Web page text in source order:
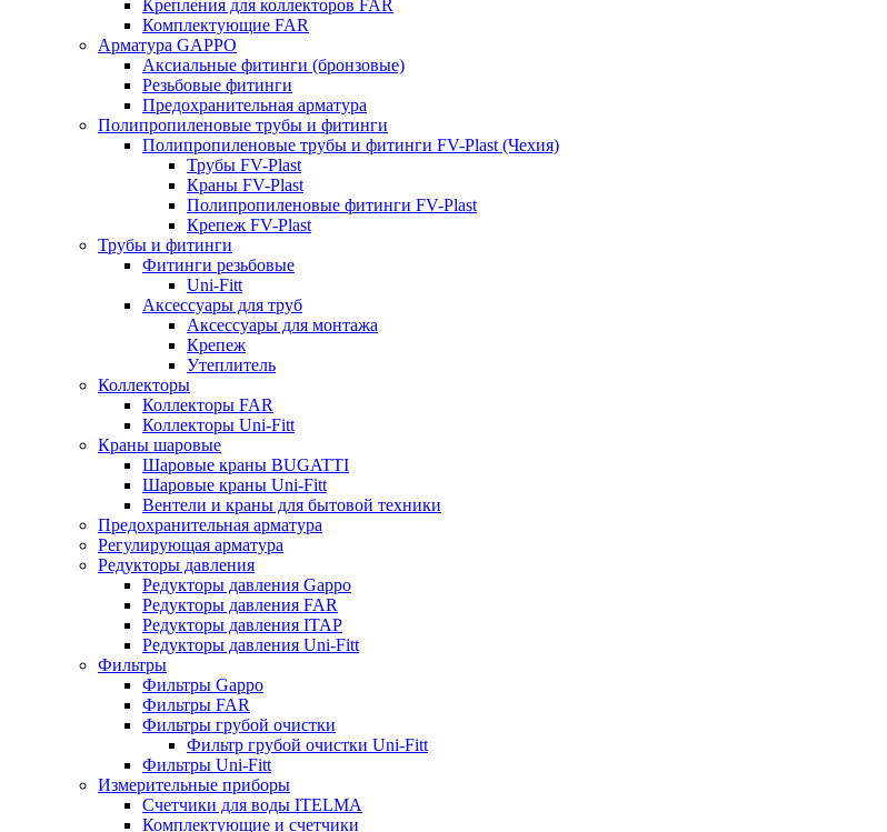
Крепления для коллекторов FAR
Комплектующие FAR
Арматура GAPPO
Аксиальные фитинги (бронзовые)
Резьбовые фитинги
Предохранительная арматура
Полипропиленовые трубы и фитинги
Полипропиленовые трубы и фитинги FV-Plast (Чехия)
Трубы FV-Plast
Краны FV-Plast
Полипропиленовые фитинги FV-Plast
Крепеж FV-Plast
Трубы и фитинги
Фитинги резьбовые
Uni-Fitt
Аксессуары для труб
Аксессуары для монтажа
Крепеж
Утеплитель
Коллекторы
Коллекторы FAR
Коллекторы Uni-Fitt
Краны шаровые
Шаровые краны BUGATTI
Шаровые краны Uni-Fitt
Вентели и краны для бытовой техники
Предохранительная арматура
Регулирующая арматура
Редукторы давления
Редукторы давления Gappo
Редукторы давления FAR
Редукторы давления ITAP
Редукторы давления Uni-Fitt
Фильтры
Фильтры Gappo
Фильтры FAR
Фильтры грубой очистки
Фильтр грубой очистки Uni-Fitt
Фильтры Uni-Fitt
Измерительные приборы
Счетчики для воды ITELMA
Комплектующие и счетчики